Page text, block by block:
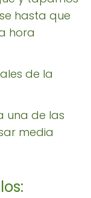
hasta que
hora
de la
una de las
media